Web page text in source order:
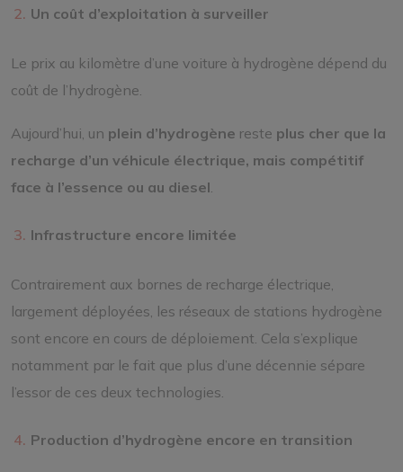
Un coût d’exploitation à surveiller
Le prix au kilomètre d’une voiture à hydrogène dépend du
coût de l’hydrogène.
Aujourd’hui, un plein d’hydrogène reste plus cher que la
recharge d’un véhicule électrique, mais compétitif
face à l’essence ou au diesel
Infrastructure encore limitée
Contrairement aux bornes de recharge électrique,
largement déployées, les réseaux de stations hydrogène
sont encore en cours de déploiement. Cela s’explique
notamment par le fait que plus d’une décennie sépare
l’essor de ces deux technologies.
Production d’hydrogène encore en transition